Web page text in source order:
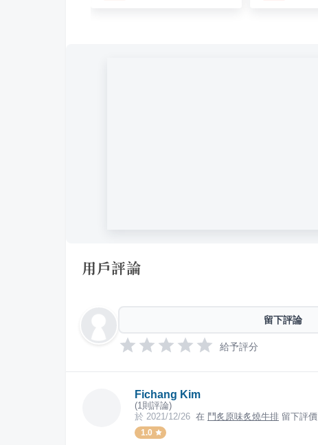
用戶評論
留下評論
給予評分
Fichang Kim
(1 則評論)
於 2021/12/26 在 鬥炙原味炙燒牛排 留下評價
1.0